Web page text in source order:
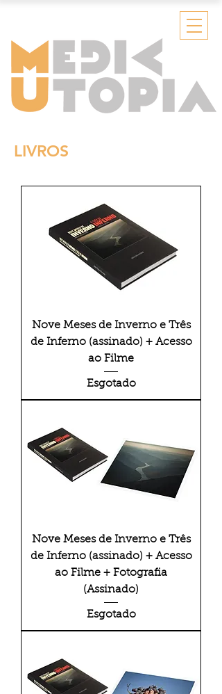
LIVROS
Nove Meses de Inverno e Três
de Inferno (assinado) + Acesso
ao Filme
Esgotado
Nove Meses de Inverno e Três
de Inferno (assinado) + Acesso
ao Filme + Fotografia
(Assinado)
Esgotado